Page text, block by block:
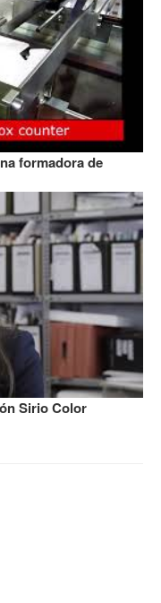
formadora de
Sirio Color